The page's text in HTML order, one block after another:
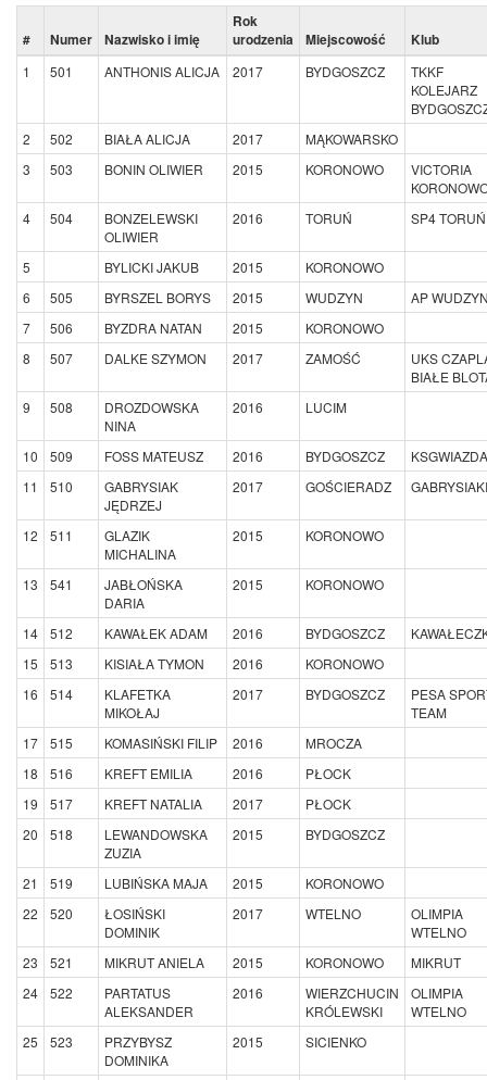
# Numer Nazwisko i imię
Rok
urodzenia
Miejscowość Klub
1 501 ANTHONIS ALICJA 2017 BYDGOSZCZ
TKKF
KOLEJARZ
2
502 BIAŁA ALICJA 2017
MĄKOWARSKO
3
503 BONIN OLIWIER 2015 KORONOWO
VICTORIA
4
504
BONZELEWSKI
OLIWIER
2016 TORUŃ SP4 TORUŃ
5 BYLICKI JAKUB 2015
KORONOWO
6
505 BYRSZEL BORYS 2015 WUDZYN
AP
7
506 BYZDRA NATAN 2015
KORONOWO
8
507 DALKE SZYMON 2017 ZAMOŚĆ
UKS
BIAŁE
9
508
DROZDOWSKA
NINA
2016 LUCIM
10 509 FOSS MATEUSZ 2016 BYDGOSZCZ
KSGWIAZDA
11
510
GABRYSIAK
JĘDRZEJ
2017 GOŚCIERADZ GABRYSIAKI
12 511
GLAZIK
MICHALINA
2015 KORONOWO
13 541
JABŁOŃSKA
DARIA
2015 KORONOWO
14 512 KAWAŁEK ADAM 2016 BYDGOSZCZ
15
513 KISIAŁA TYMON 2016
KORONOWO
16
514
KLAFETKA
MIKOŁAJ
2017 BYDGOSZCZ
PESA
TEAM
17
515 KOMASIŃSKI FILIP 2016
MROCZA
18
516 KREFT EMILIA 2016
PŁOCK
19
517 KREFT NATALIA 2017
PŁOCK
20
518
LEWANDOWSKA
ZUZIA
2015 BYDGOSZCZ
21 519 LUBIŃSKA MAJA 2015
KORONOWO
22
520
ŁOSIŃSKI
DOMINIK
2017 WTELNO
OLIMPIA
WTELNO
23
521 MIKRUT ANIELA 2015 KORONOWO
MIKRUT
24
522
PARTATUS
ALEKSANDER
2016
WIERZCHUCIN
KRÓLEWSKI
OLIMPIA
WTELNO
25
523
PRZYBYSZ
DOMINIKA
2015 SICIENKO